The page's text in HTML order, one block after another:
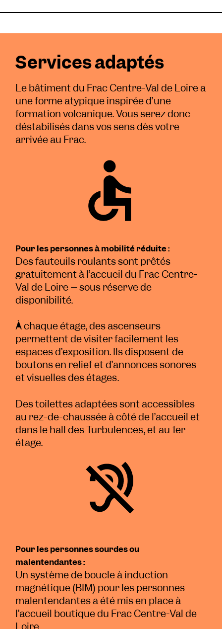
Services adaptés
Le bâtiment du Frac Centre-Val de Loire a
une forme atypique inspirée d’une
formation volcanique. Vous serez donc
déstabilisés dans vos sens dès votre
arrivée au Frac.
Pour les personnes à mobilité réduite :
Des fauteuils roulants sont prêtés
gratuitement à l’accueil du Frac Centre-
Val de Loire – sous réserve de
disponibilité.
À chaque étage, des ascenseurs
permettent de visiter facilement les
espaces d’exposition. Ils disposent de
boutons en relief et d’annonces sonores
et visuelles des étages.
Des toilettes adaptées sont accessibles
au rez-de-chaussée à côté de l’accueil et
dans le hall des Turbulences, et au 1er
étage.
Pour les personnes sourdes ou
malentendantes :
Un système de boucle à induction
magnétique (BIM) pour les personnes
malentendantes a été mis en place à
l’accueil boutique du Frac Centre-Val de
Loire.